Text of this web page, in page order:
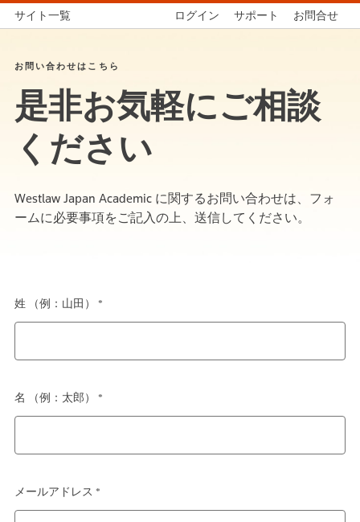
サイト一覧 ログイン サポート お問合せ
お問い合わせはこちら
是非お気軽にご相談
ください
Westlaw Japan Academic に関するお問い合わせは、フォ
ームに必要事項をご記入の上、送信してください。
姓 （例：山田） *
名 （例：太郎） *
メールアドレス *